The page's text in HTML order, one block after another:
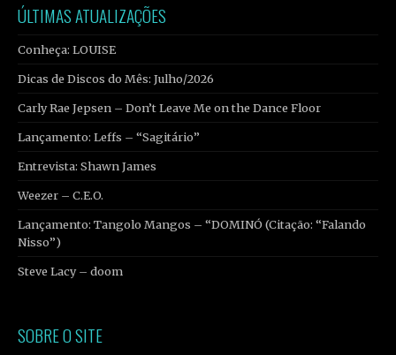
ÚLTIMAS ATUALIZAÇÕES
Conheça: LOUISE
Dicas de Discos do Mês: Julho/2026
Carly Rae Jepsen – Don’t Leave Me on the Dance Floor
Lançamento: Leffs – “Sagitário”
Entrevista: Shawn James
Weezer – C.E.O.
Lançamento: Tangolo Mangos – “DOMINÓ (Citação: “Falando
Nisso”)
Steve Lacy – doom
SOBRE O SITE